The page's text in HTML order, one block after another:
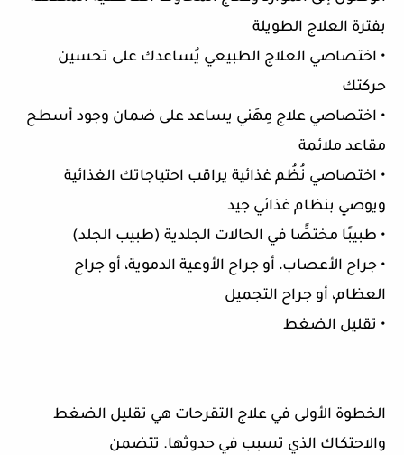
بفترة العلاج الطويلة
• اختصاصي العلاج الطبيعي يُساعدك على تحسين
حركتك
• اختصاصي علاج مِهَني يساعد على ضمان وجود أسطح
مقاعد ملائمة
• اختصاصي نُظُم غذائية يراقب احتياجاتك الغذائية
ويوصي بنظام غذائي جيد
• طبيبًا مختصًّا في الحالات الجلدية (طبيب الجلد)
• جراح الأعصاب، أو جراح الأوعية الدموية، أو جراح
العظام، أو جراح التجميل
• تقليل الضغط
الخطوة الأولى في علاج التقرحات هي تقليل الضغط
والاحتكاك الذي تسبب في حدوثها. تتضمن